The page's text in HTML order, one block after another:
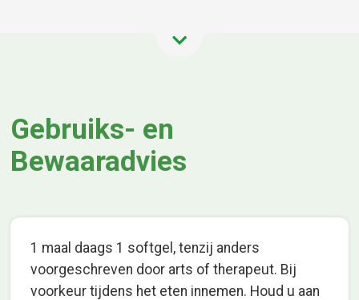
Gebruiks- en
Bewaaradvies
1 maal daags 1 softgel, tenzij anders
voorgeschreven door arts of therapeut. Bij
voorkeur tijdens het eten innemen. Houd u aan